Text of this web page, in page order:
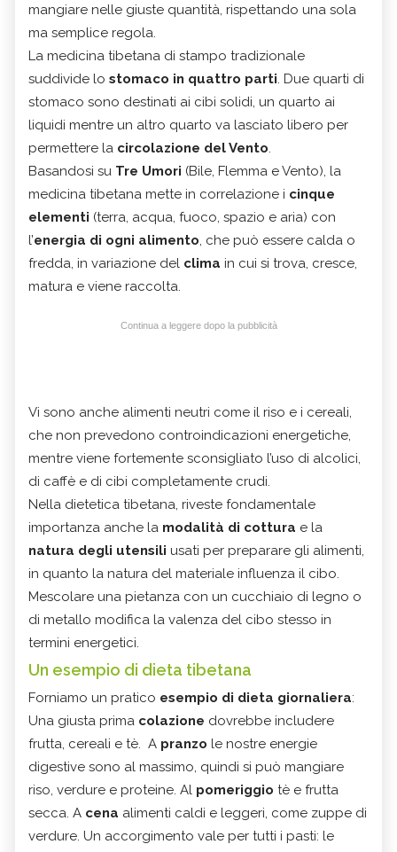
mangiare nelle giuste quantità, rispettando una sola
ma semplice regola.
La medicina tibetana di stampo tradizionale
suddivide lo stomaco in quattro parti. Due quarti di
stomaco sono destinati ai cibi solidi, un quarto ai
liquidi mentre un altro quarto va lasciato libero per
permettere la circolazione del Vento.
Basandosi su Tre Umori (Bile, Flemma e Vento), la
medicina tibetana mette in correlazione i cinque
elementi (terra, acqua, fuoco, spazio e aria) con
l’energia di ogni alimento, che può essere calda o
fredda, in variazione del clima in cui si trova, cresce,
matura e viene raccolta.
Continua a leggere dopo la pubblicità
Vi sono anche alimenti neutri come il riso e i cereali,
che non prevedono controindicazioni energetiche,
mentre viene fortemente sconsigliato l’uso di alcolici,
di caffè e di cibi completamente crudi.
Nella dietetica tibetana, riveste fondamentale
importanza anche la modalità di cottura e la
natura degli utensili usati per preparare gli alimenti,
in quanto la natura del materiale influenza il cibo.
Mescolare una pietanza con un cucchiaio di legno o
di metallo modifica la valenza del cibo stesso in
termini energetici.
Un esempio di dieta tibetana
Forniamo un pratico esempio di dieta giornaliera:
Una giusta prima colazione dovrebbe includere
frutta, cereali e tè. A pranzo le nostre energie
digestive sono al massimo, quindi si può mangiare
riso, verdure e proteine. Al pomeriggio tè e frutta
secca. A cena alimenti caldi e leggeri, come zuppe di
verdure. Un accorgimento vale per tutti i pasti: le